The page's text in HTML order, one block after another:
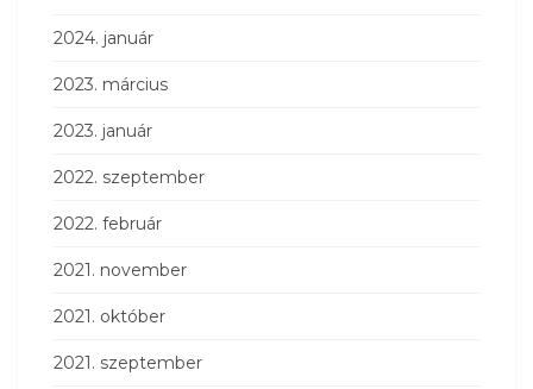
2024. január
2023. március
2023. január
2022. szeptember
2022. február
2021. november
2021. október
2021. szeptember